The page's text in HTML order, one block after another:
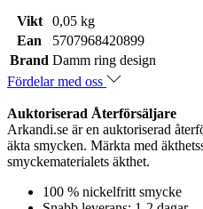
Vikt
0,05 kg
Ean
5707968420899
Brand Damm ring design
Fördelar med oss
Auktoriserad Återförsäljare
Arkandi.se är en auktoriserad
äkta smycken. Märkta med
smyckematerialets äkthet.
100 % nickelfritt smycke